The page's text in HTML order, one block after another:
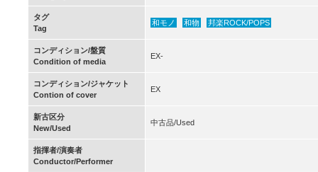
タグ
Tag
和モノ 和物 邦楽ROCK/POPS
コンディション/盤質
Condition of media
EX-
コンディション/ジャケット
Contion of cover
EX
新古区分
New/Used
中古品/Used
指揮者/演奏者
Conductor/Performer